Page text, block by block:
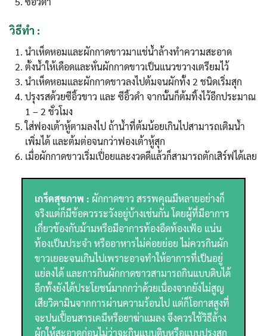
วิธีทำ :
นำเห็ดหอมและผักกาดขาวมาแช่น้ำล้างทำความสะอาด
ตั้งน้ำให้เดือดและหั่นผักกาดขาวเป็นแนวขวางเตรียมไว้
นำเห็ดหอมและผักกาดขาวลงไปต้มจนผักทั้ง 2 ชนิดเริ่มสุก
ปรุงรสด้วยซีอิ้วขาว และ ซีอิ้วดำ จากนั้นก็ต้มทิ้งไว้อีกประมาณ
1 – 2 ชั่วโมง
ใส่ฟองเต้าหู้ตามลงไป ถ้าน้ำที่ต้มน้อยเกินไปสามารถเติมน้ำ
เพิ่มได้ และต้มต่อจนกว่าฟองเต้าหู้สุก
เมื่อผักกาดขาวเริ่มเปื่อยและงวดดีแล้วก็สามารถตักเสิร์ฟได้เลย
เกร็ดสุขภาพ : ผักกาดขาว สรรพคุณมีหลายอย่างก็
จริงแต่ก็มีข้อควรระวังอยู่บ้างเช่นกัน โดยผู้ที่มีอาการ
เกี่ยวข้องกับม้ามหรือมีอาการท้องอืดท้องเฟ้อ แน่น
ท้องเป็นประจำ หรืออาหารไม่ค่อยย่อย ไม่ควรกินผัก
ขาวเยอะจนเกินไปเพราะอาจทำให้อาการที่เป็นอยู่
แย่ลงได้ และการกินผักกาดขาวสามารถกินแบบดิบได้
อีกทั้งยังได้ประโยชน์มากกว่าด้วยเนื่องจากยังไม่สูญ
เสียวิตามินจากการผ่านความร้อนไป แต่ก็โอกาสสูงที่
จะปนเปื้อนสารเคมีหรือยาฆ่าแมลง จึงควรใช้วิธีล้าง
ผักให้สะอาดก่อนไม่ว่าจะกินแบบดิบหรือแบบปรุงสุก